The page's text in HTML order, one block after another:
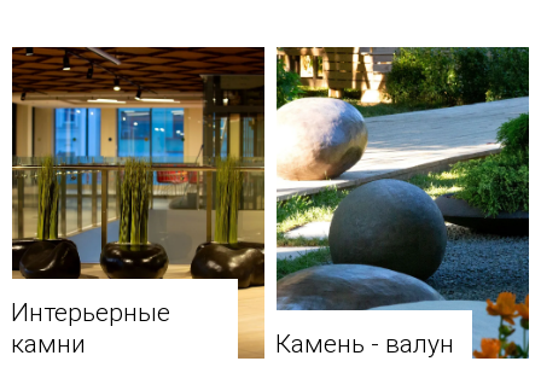
Интерьерные
камни
Камень - валун